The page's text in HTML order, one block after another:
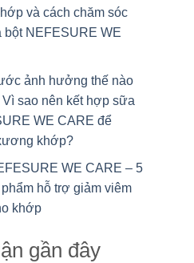
và cách chăm sóc
bột NEFESURE WE
ảnh hưởng thế nào
sao nên kết hợp sữa
WE CARE để
khớp?
WE CARE – 5
hỗ trợ giảm viêm
khớp
gần đây